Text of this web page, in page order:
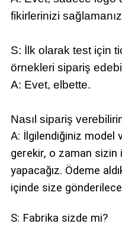
fikirlerinizi
S: İlk olarak test için
örnekleri sipariş
A: Evet, elbette.
Nasıl sipariş
A: İlgilendiğiniz model
gerekir, o zaman
yapacağız. Ödeme
içinde size
S: Fabrika sizde mi?